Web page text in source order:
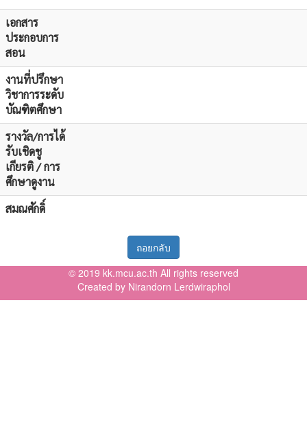
เอกสาร
ประกอบการ
สอน
งานที่ปรึกษา
วิชาการระดับ
บัณฑิตศึกษา
รางวัล/การได้
รับเชิดชู
เกียรติ / การ
ศึกษาดูงาน
สมณศักดิ์
ถอยกลับ
© 2019 kk.mcu.ac.th All rights reserved
Created by Nirandorn Lerdwiraphol